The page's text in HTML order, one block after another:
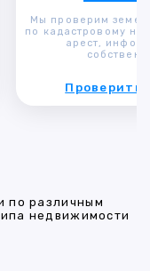
Мы проверим
по кадастровому
арест,
Проверить
по различным
недвижимости